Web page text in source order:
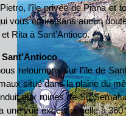
l’île privée de Piana et
vous offrira sans aucun
Rita à Sant’Antioco.
Sant'Antioco
retournons sur l'île de
situé dans la plaine du
aux ruines de Su
une vue exceptionnelle à